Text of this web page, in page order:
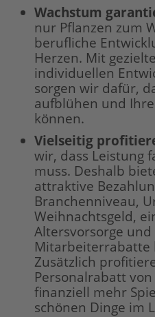
Wachstum
nur Pflanzen zum
berufliche
Herzen. Mit
individuellen
sorgen wir dafür,
aufblühen und
können.
Vielseitig
wir, dass Leistung
muss. Deshalb
attraktive
Branchenniveau,
Weihnachtsgeld,
Altersvorsorge und
Mitarbeiterrabatte
Zusätzlich
Personalrabatt
finanziell mehr
schönen Dinge im